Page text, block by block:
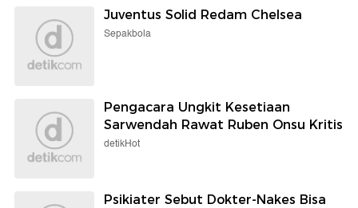
Juventus Solid Redam Chelsea
Sepakbola
Pengacara Ungkit Kesetiaan
Sarwendah Rawat Ruben Onsu Kritis
detikHot
Psikiater Sebut Dokter-Nakes Bisa